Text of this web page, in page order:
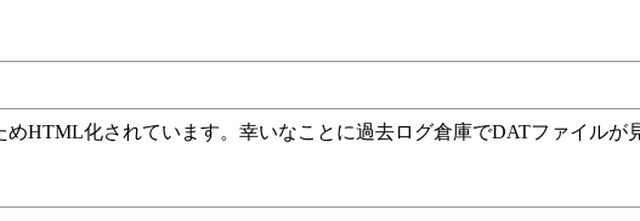
HTML化されています。幸いなことに過去ログ倉庫でDATファイルが